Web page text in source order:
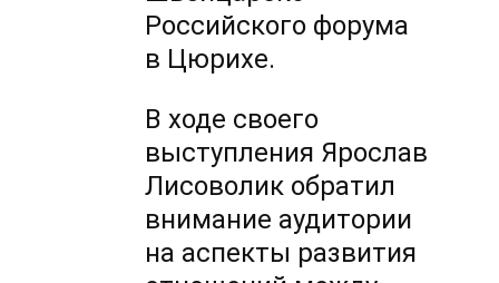
Российского форума
в Цюрихе.
В ходе своего
выступления Ярослав
Лисоволик обратил
внимание аудитории
на аспекты развития